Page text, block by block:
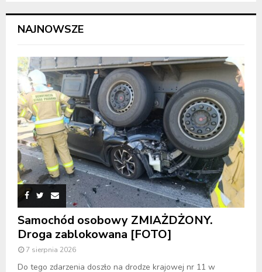
NAJNOWSZE
Samochód osobowy ZMIAŻDŻONY.
Droga zablokowana [FOTO]
7 sierpnia 2026
Do tego zdarzenia doszło na drodze krajowej nr 11 w